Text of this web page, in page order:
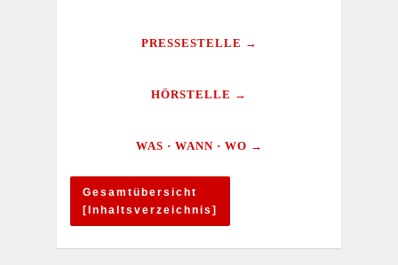
PRESSESTELLE →
HÖRSTELLE →
WAS · WANN · WO →
Gesamtübersicht
[Inhaltsverzeichnis]